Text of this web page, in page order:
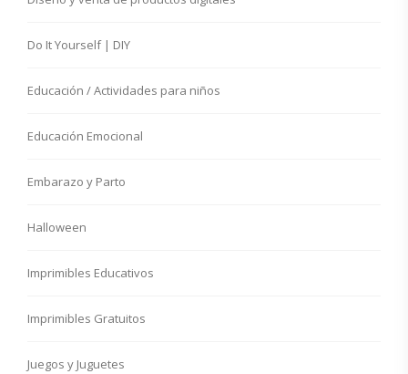
Do It Yourself | DIY
Educación / Actividades para niños
Educación Emocional
Embarazo y Parto
Halloween
Imprimibles Educativos
Imprimibles Gratuitos
Juegos y Juguetes